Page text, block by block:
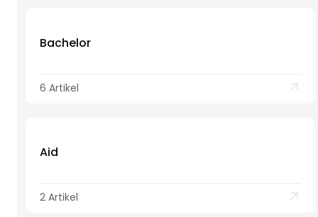
Bachelor
6 Artikel
Aid
2 Artikel